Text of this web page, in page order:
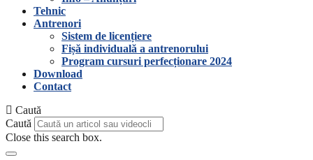
Tehnic
Antrenori
Sistem de licențiere
Fișă individuală a antrenorului
Program cursuri perfecționare 2024
Download
Contact
Caută
Caută
Close this search box.